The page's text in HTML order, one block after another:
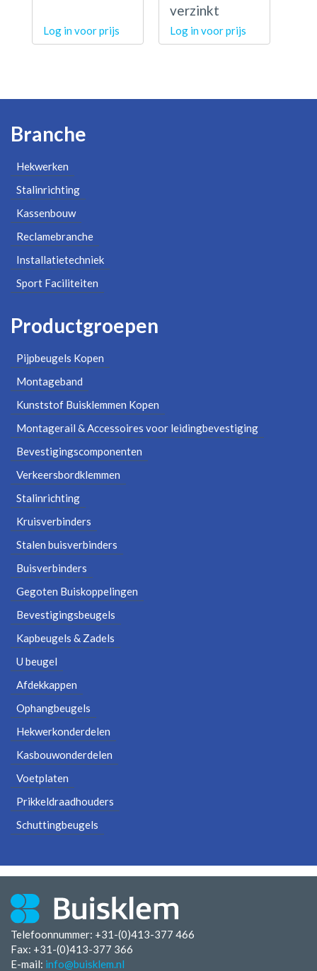
Log in voor prijs
verzinkt
Log in voor prijs
Branche
Hekwerken
Stalinrichting
Kassenbouw
Reclamebranche
Installatietechniek
Sport Faciliteiten
Productgroepen
Pijpbeugels Kopen
Montageband
Kunststof Buisklemmen Kopen
Montagerail & Accessoires voor leidingbevestiging
Bevestigingscomponenten
Verkeersbordklemmen
Stalinrichting
Kruisverbinders
Stalen buisverbinders
Buisverbinders
Gegoten Buiskoppelingen
Bevestigingsbeugels
Kapbeugels & Zadels
U beugel
Afdekkappen
Ophangbeugels
Hekwerkonderdelen
Kasbouwonderdelen
Voetplaten
Prikkeldraadhouders
Schuttingbeugels
Telefoonnummer: +31-(0)413-377 466
Fax: +31-(0)413-377 366
E-mail: info@buisklem.nl